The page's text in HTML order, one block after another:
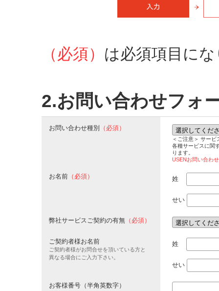
（必須） は必須項目に
2.お問い合わせフォ
お問い合わせ種別 （必須）
＜ご注意＞ サー
各種サービスに関
ります。
USENお問い合わ
お名前 （必須） 姓
せい
弊社サービスご契約の有無 （必須）
ご契約者様お名前
ご契約者様がお問合せを頂いている方と
異なる場合にご入力下さい。
姓
せい
お客様番号（半角英数字）